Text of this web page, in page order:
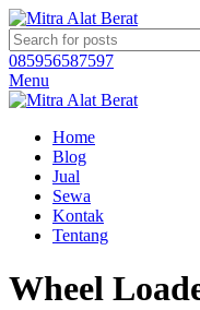
085956587597
Menu
Home
Blog
Jual
Sewa
Kontak
Tentang
Wheel